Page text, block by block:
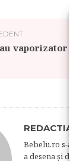
vaporizator
Bebelu.ro s-
a desena şi